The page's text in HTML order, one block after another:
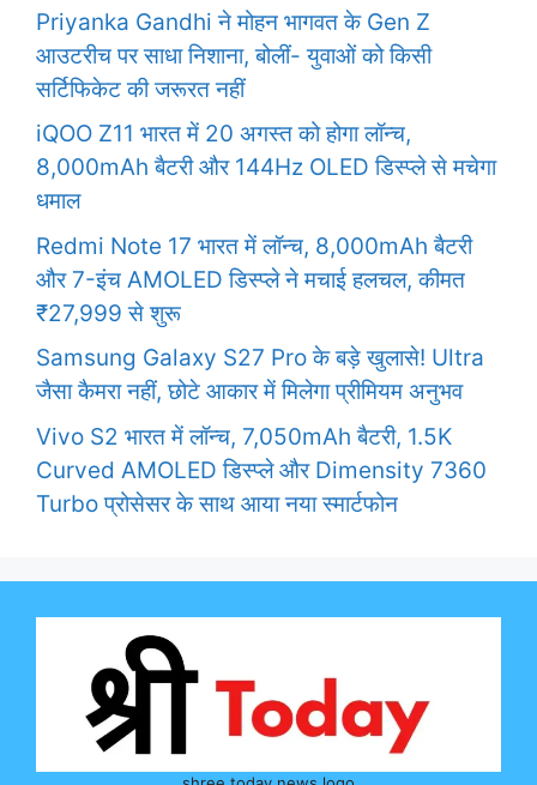
Priyanka Gandhi ने मोहन भागवत के Gen Z
आउटरीच पर साधा निशाना, बोलीं- युवाओं को किसी
सर्टिफिकेट की जरूरत नहीं
iQOO Z11 भारत में 20 अगस्त को होगा लॉन्च,
8,000mAh बैटरी और 144Hz OLED डिस्प्ले से मचेगा
धमाल
Redmi Note 17 भारत में लॉन्च, 8,000mAh बैटरी
और 7-इंच AMOLED डिस्प्ले ने मचाई हलचल, कीमत
₹27,999 से शुरू
Samsung Galaxy S27 Pro के बड़े खुलासे! Ultra
जैसा कैमरा नहीं, छोटे आकार में मिलेगा प्रीमियम अनुभव
Vivo S2 भारत में लॉन्च, 7,050mAh बैटरी, 1.5K
Curved AMOLED डिस्प्ले और Dimensity 7360
Turbo प्रोसेसर के साथ आया नया स्मार्टफोन